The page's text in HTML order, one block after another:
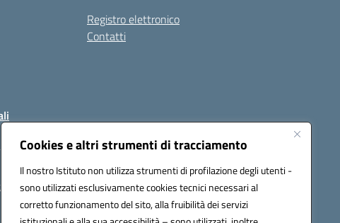
Cookies e altri strumenti di tracciamento
Il nostro Istituto non utilizza strumenti di profilazione degli utenti -
sono utilizzati esclusivamente cookies tecnici necessari al
corretto funzionamento del sito, alla fruibilità dei servizi
Registro elettronico
Contatti